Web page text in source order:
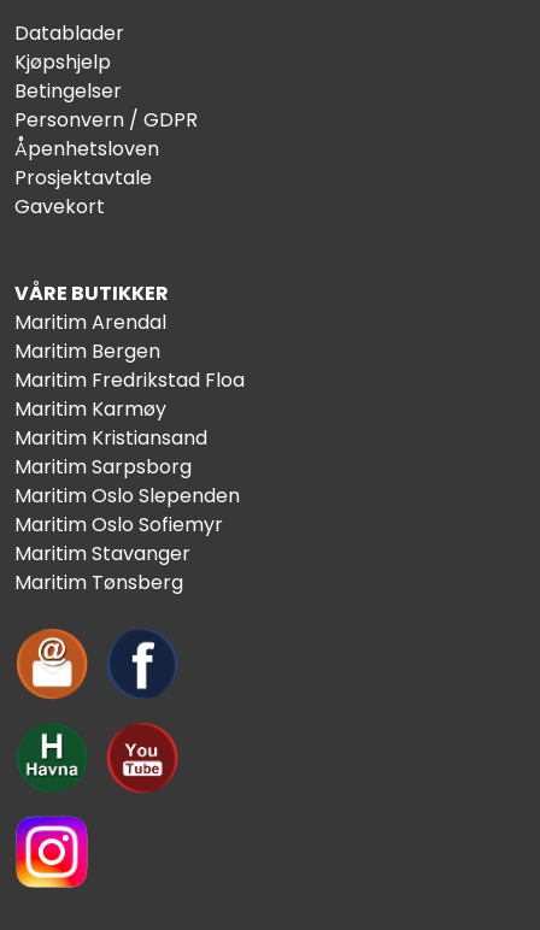
Datablader
Kjøpshjelp
Betingelser
Personvern / GDPR
Åpenhetsloven
Prosjektavtale
Gavekort
VÅRE BUTIKKER
Maritim Arendal
Maritim Bergen
Maritim Fredrikstad Floa
Maritim Karmøy
Maritim Kristiansand
Maritim Sarpsborg
Maritim Oslo Slependen
Maritim Oslo Sofiemyr
Maritim Stavanger
Maritim Tønsberg